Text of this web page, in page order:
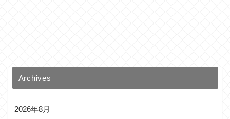
Archives
2026年8月